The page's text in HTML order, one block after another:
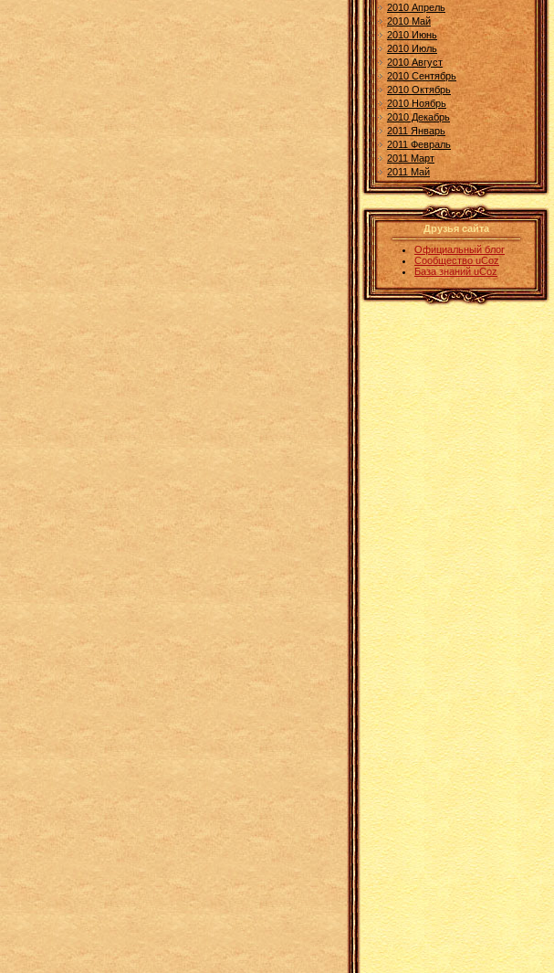
2010 Апрель
2010 Май
2010 Июнь
2010 Июль
2010 Август
2010 Сентябрь
2010 Октябрь
2010 Ноябрь
2010 Декабрь
2011 Январь
2011 Февраль
2011 Март
2011 Май
Друзья сайта
Официальный блог
Сообщество uCoz
База знаний uCoz